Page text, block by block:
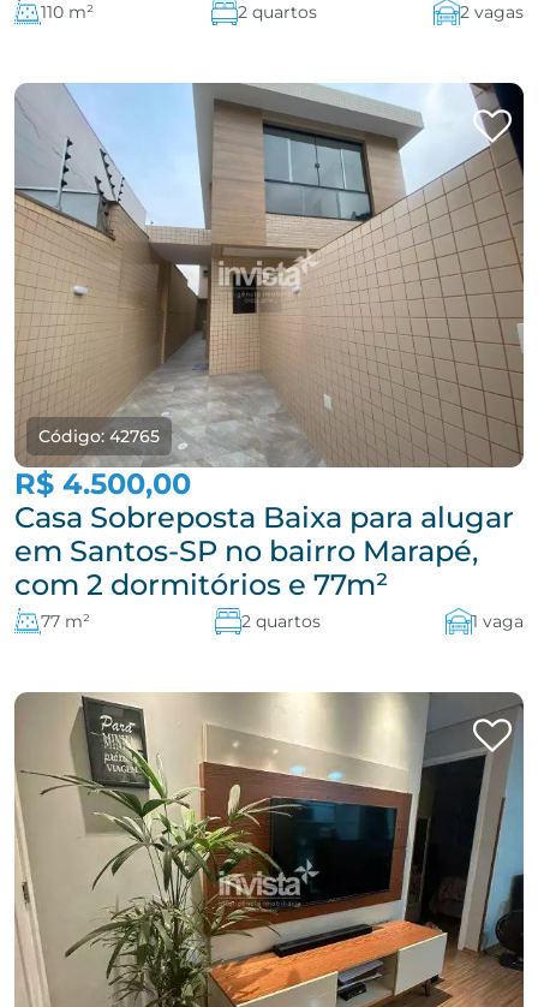
110 m² 2 quartos 2 vagas
Código: 42765
R$ 4.500,00
Casa Sobreposta Baixa para alugar
em Santos-SP no bairro Marapé,
com 2 dormitórios e 77m²
77 m² 2 quartos 1 vaga